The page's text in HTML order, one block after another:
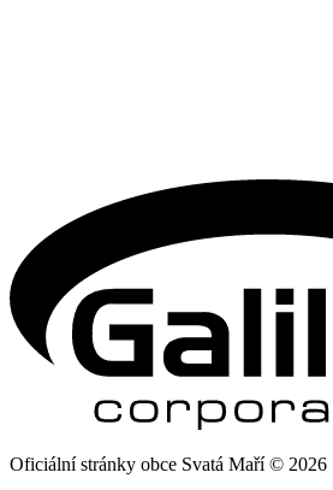
Oficiální stránky obce Svatá Maří © 2026